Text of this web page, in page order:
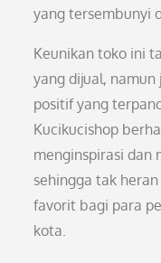
yang tersembunyi
Keunikan toko ini
yang dijual,
positif yang
Kucikucishop
menginspirasi dan
sehingga tak
favorit bagi para
kota.